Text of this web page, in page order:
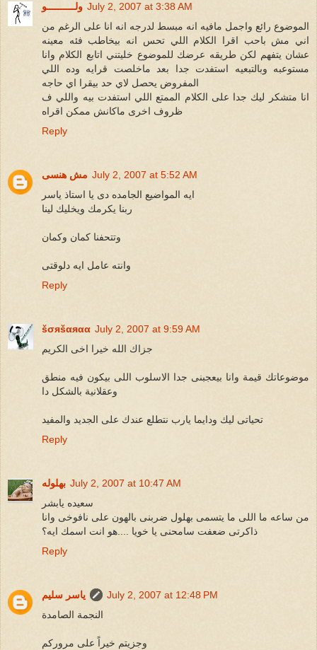
ولــــــــــو July 2, 2007 at 3:38 AM
الموضوع رائع واجمل مافيه انه مبسط لدرجه انه انا على الرغم من
اني مش باحب اقرا الكلام اللي تحس انه بيخاطب فئه معينه
عشان يتفهم لكن طريقه عرضك للموضوع خليتني اتابع الكلام وانا
مستوعبه وبالتبعيه استفدت جدا بعد ماخلصت قرايه وده اللي
المفروض يحصل لاي حد بيقرا اي حاجه
انا متشكر ليك جدا على الكلام الممتع اللي استفدت بيه واللي ف
ظروف اخرى ماكانش ممكن اقراه
Reply
مش هنسى July 2, 2007 at 5:52 AM
ايه المواضيع الجامده دى يا استاذ ياسر
ربنا يكرمك ويخليك لينا
وتتحفنا كمان وكمان
وانته عامل ايه دلوقتى
Reply
šσяšαяαα July 2, 2007 at 9:59 AM
جزاك الله خيرا اخى الكريم
موضوعاتك قيمة وانا بيعجبنى جدا الاسلوب اللى بيكون فيه منطق
وعقلانية بالشكل دا
تحياتى ليك ودايما يارب نتطلع عندك على الجديد والمفيد
Reply
بهلوله July 2, 2007 at 10:47 AM
سعيده يابشر
من ساعه ما اللى ما يتسمى بهلول ضربنى بالهون على نافوخى وانا
ذاكرتى ضعفت سامحنى يا خويا ....هو انت اسمك ايه؟
Reply
ياسر سليم
July 2, 2007 at 12:48 PM
النجمة الصامدة
وجزيتم خيراً على مروركم